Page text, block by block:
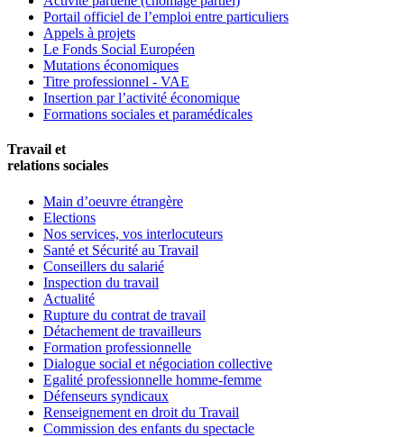
Portail officiel de l’emploi entre particuliers
Appels à projets
Le Fonds Social Européen
Mutations économiques
Titre professionnel - VAE
Insertion par l’activité économique
Formations sociales et paramédicales
Travail et
relations sociales
Main d’oeuvre étrangère
Elections
Nos services, vos interlocuteurs
Santé et Sécurité au Travail
Conseillers du salarié
Inspection du travail
Actualité
Rupture du contrat de travail
Détachement de travailleurs
Formation professionnelle
Dialogue social et négociation collective
Egalité professionnelle homme-femme
Défenseurs syndicaux
Renseignement en droit du Travail
Commission des enfants du spectacle